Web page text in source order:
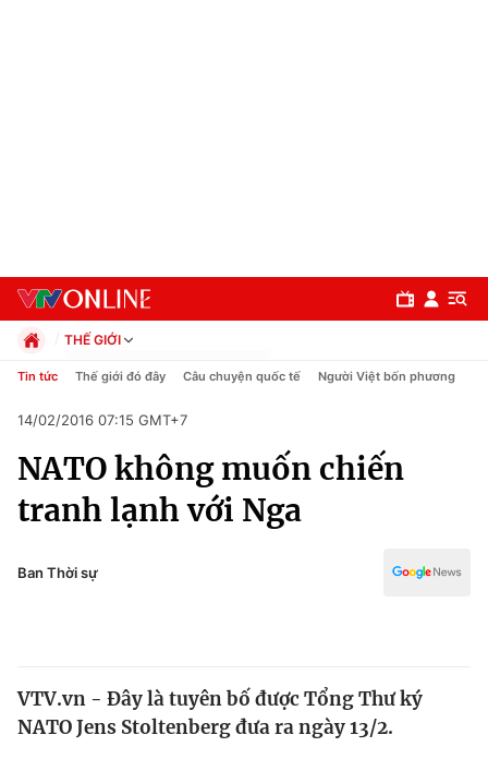
Chuyên mục
Chính trị
THẾ GIỚI
Chính trị
Pháp luật
Kinh tế
Thể thao
Truyền hình
Y tế
Tin tức Thế giới đó đây Câu chuyện quốc tế Người Việt bốn phương
14/02/2016 07:15 GMT+7
NATO không muốn chiến
tranh lạnh với Nga
Ban Thời sự
VTV.vn - Đây là tuyên bố được Tổng Thư ký
NATO Jens Stoltenberg đưa ra ngày 13/2.